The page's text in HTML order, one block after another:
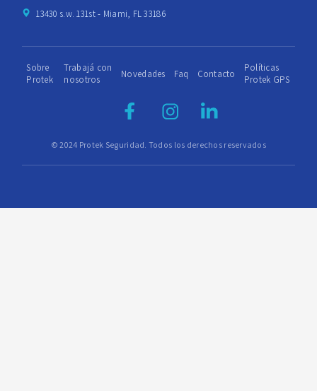
13430 s.w. 131st - Miami, FL 33186
© 2024 Protek Seguridad. Todos los derechos reservados
Sobre
Protek
Trabajá con
nosotros
Novedades Faq Contacto
Políticas
Protek GPS